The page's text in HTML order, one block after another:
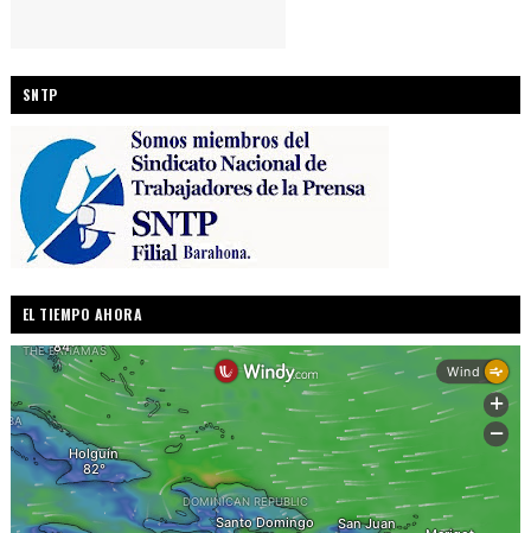
SNTP
EL TIEMPO AHORA